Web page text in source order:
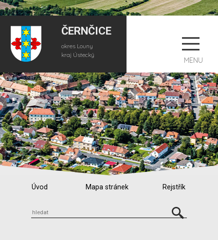
ČERNČICE
okres Louny
kraj Ústecký
MENU
Úvod Mapa stránek Rejstřík